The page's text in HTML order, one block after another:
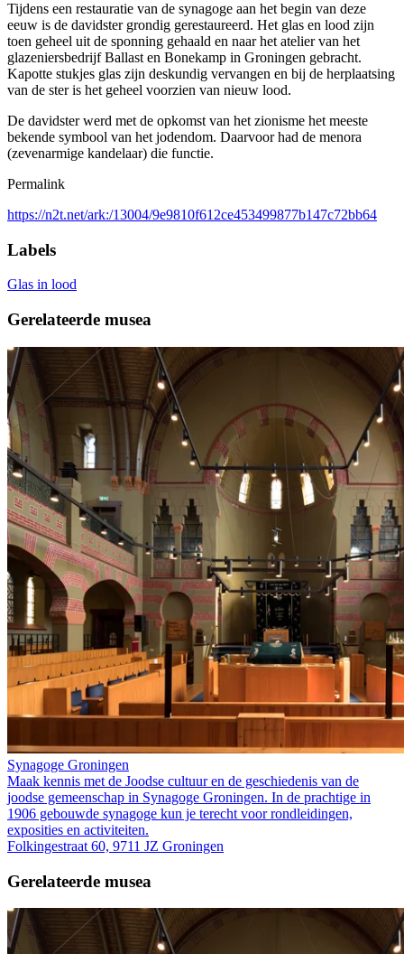
Tijdens een restauratie van de synagoge aan het begin van deze
eeuw is de davidster grondig gerestaureerd. Het glas en lood zijn
toen geheel uit de sponning gehaald en naar het atelier van het
glazeniersbedrijf Ballast en Bonekamp in Groningen gebracht.
Kapotte stukjes glas zijn deskundig vervangen en bij de herplaatsing
van de ster is het geheel voorzien van nieuw lood.
De davidster werd met de opkomst van het zionisme het meeste
bekende symbool van het jodendom. Daarvoor had de menora
(zevenarmige kandelaar) die functie.
Permalink
https://n2t.net/ark:/13004/9e9810f612ce453499877b147c72bb64
Labels
Glas in lood
Gerelateerde musea
Synagoge Groningen
Maak kennis met de Joodse cultuur en de geschiedenis van de
joodse gemeenschap in Synagoge Groningen. In de prachtige in
1906 gebouwde synagoge kun je terecht voor rondleidingen,
exposities en activiteiten.
Folkingestraat 60, 9711 JZ Groningen
Gerelateerde musea